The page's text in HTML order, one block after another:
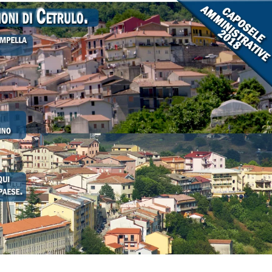
Informazione
al biologico italiano
Nord. Il settore è a
Evidenza Informazione News
Acque sempre agitate tra i
democratici di Caposele